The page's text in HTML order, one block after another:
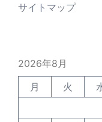
サイトマップ
2026年8月
月
火